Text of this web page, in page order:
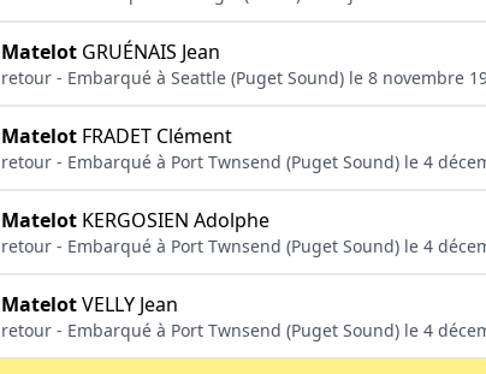
Matelot GRUÉNAIS Jean
retour - Embarqué à Seattle (Puget Sound) le 8 novembre
Matelot FRADET Clément
retour - Embarqué à Port Twnsend (Puget Sound) le 4
Matelot KERGOSIEN Adolphe
retour - Embarqué à Port Twnsend (Puget Sound) le 4
MatelotVELLY Jean
retour - Embarqué à Port Twnsend (Puget Sound) le 4